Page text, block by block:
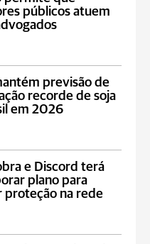
públicos atuem
previsão de
recorde de soja
em 2026
e Discord terá
plano para
proteção na rede